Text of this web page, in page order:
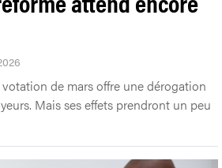
attend encore
Mais ses effets prendront un peu